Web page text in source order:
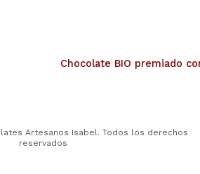
Artesanos Isabel. Todos los derechos
reservados